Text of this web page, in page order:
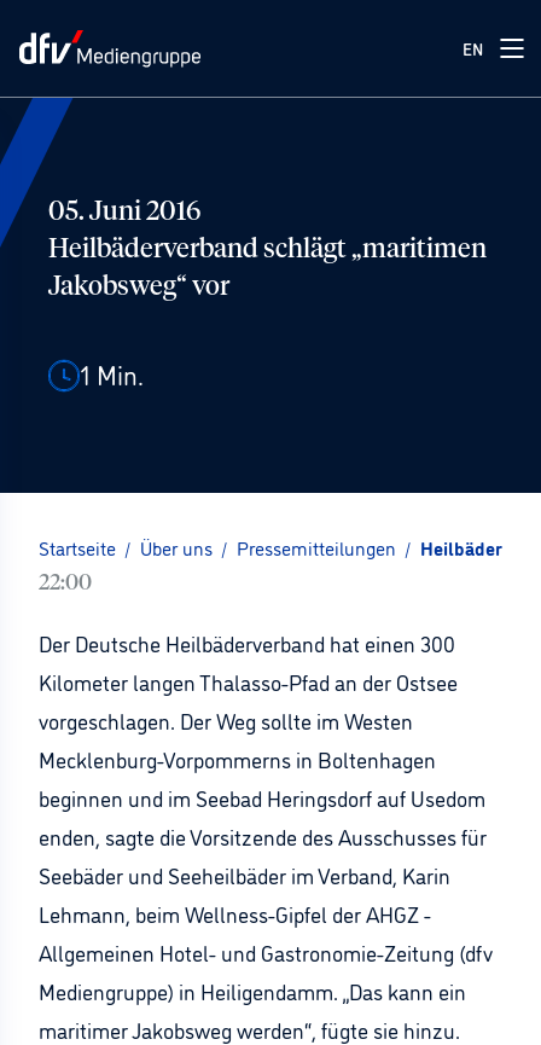
EN
05. Juni 2016
Heilbäderverband schlägt „maritimen
Jakobsweg“ vor
1 Min.
Startseite / Über uns / Pressemitteilungen /
22:00
Der Deutsche Heilbäderverband hat einen 300
Kilometer langen Thalasso-Pfad an der Ostsee
vorgeschlagen. Der Weg sollte im Westen
Mecklenburg-Vorpommerns in Boltenhagen
beginnen und im Seebad Heringsdorf auf Usedom
enden, sagte die Vorsitzende des Ausschusses für
Seebäder und Seeheilbäder im Verband, Karin
Lehmann, beim Wellness-Gipfel der AHGZ -
Allgemeinen Hotel- und Gastronomie-Zeitung (dfv
Mediengruppe) in Heiligendamm. „Das kann ein
maritimer Jakobsweg werden“, fügte sie hinzu.